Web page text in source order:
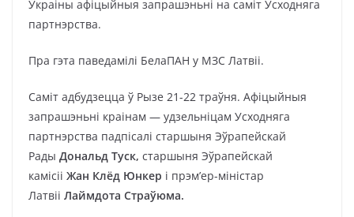
Ўкраіны афіцыйныя запрашэньні на саміт Усходняга
партнэрства.
Пра гэта паведамілі БелаПАН у МЗС Латвіі.
Саміт адбудзецца ў Рызе 21-22 траўня. Афіцыйныя
запрашэньні краінам — удзельніцам Усходняга
партнэрства падпісалі старшыня Эўрапейскай
Рады Дональд Туск, старшыня Эўрапейскай
камісіі Жан Клёд Юнкер і прэм’ер-міністар
Латвіі Лаймдота Страўюма.